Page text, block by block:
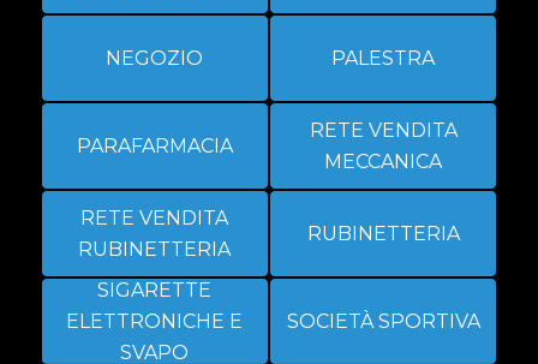
NEGOZIO PALESTRA
PARAFARMACIA
RETE VENDITA
MECCANICA
RETE VENDITA
RUBINETTERIA
RUBINETTERIA
SIGARETTE
ELETTRONICHE E
SVAPO
SOCIETÀ SPORTIVA